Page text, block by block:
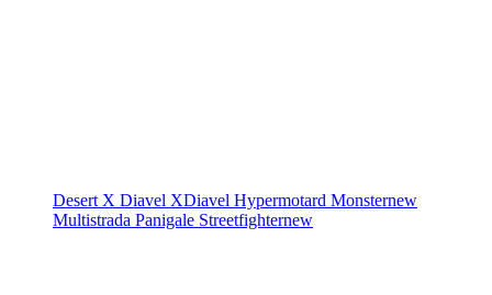
Desert X Diavel XDiavel Hypermotard Monsternew
Multistrada Panigale Streetfighternew